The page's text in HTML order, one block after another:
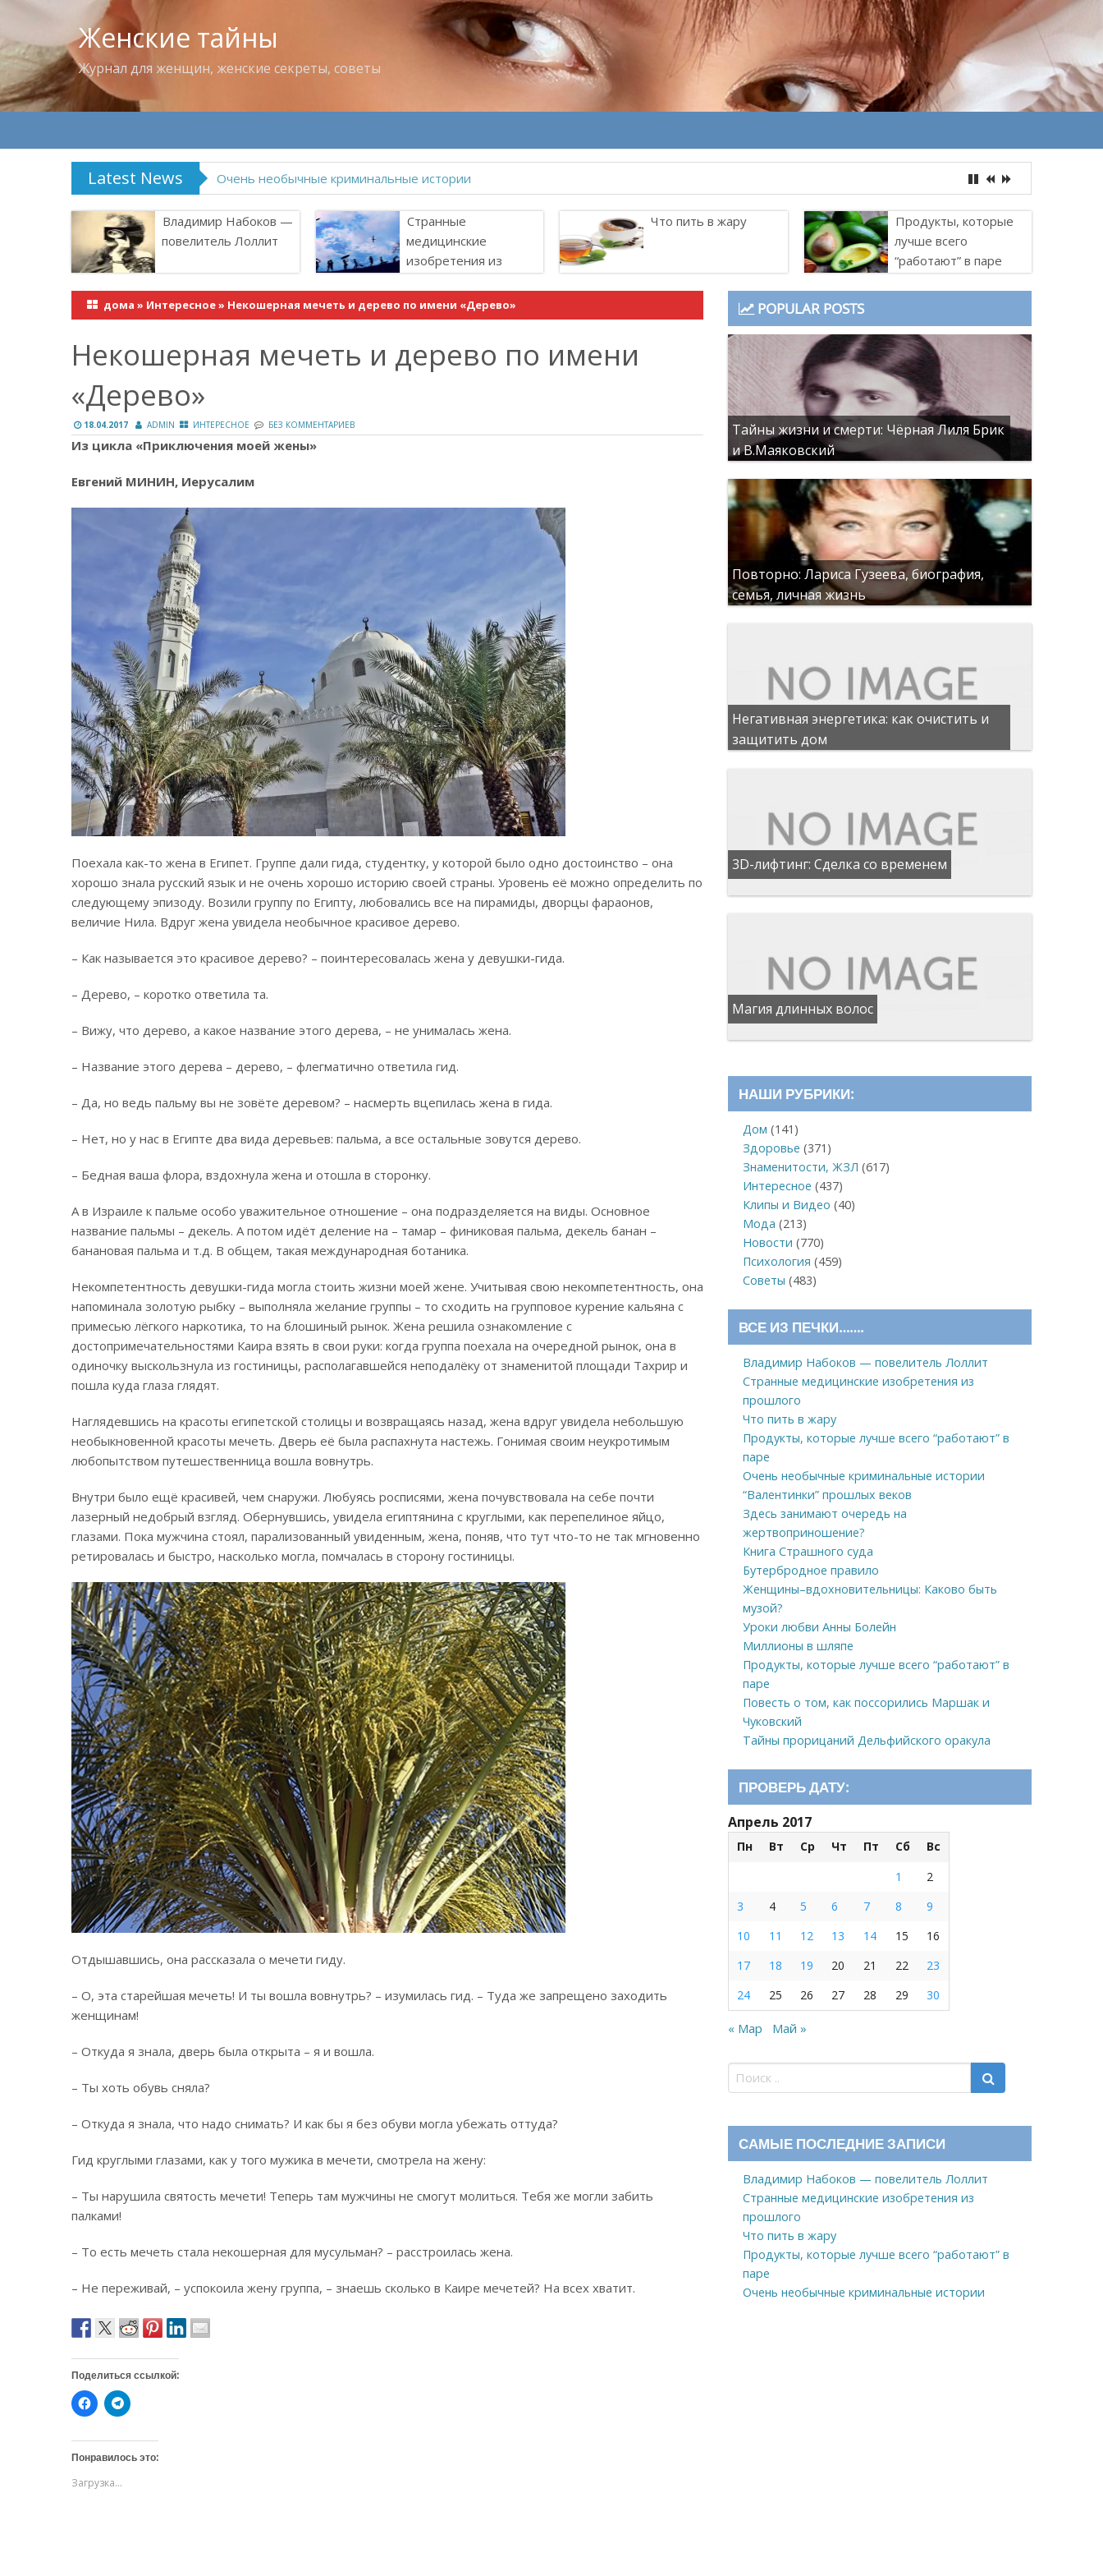
Женские тайны
Журнал для женщин, женские секреты, советы
Latest News Владимир Набоков — повелитель Лоллит
Владимир Набоков —
повелитель Лоллит
Странные
медицинские
изобретения из
Что пить в жару
Продукты, которые
лучше всего
“работают” в паре
дома » Интересное» Некошерная мечеть и дерево по имени «Дерево»
Некошерная мечеть и дерево по имени
«Дерево»
18.04.2017 ADMIN ИНТЕРЕСНОЕ БЕЗ КОММЕНТАРИЕВ
Из цикла «Приключения моей жены»
Евгений МИНИН, Иерусалим
Поехала как-то жена в Египет. Группе дали гида, студентку, у которой было одно достоинство – она
хорошо знала русский язык и не очень хорошо историю своей страны. Уровень её можно определить по
следующему эпизоду. Возили группу по Египту, любовались все на пирамиды, дворцы фараонов,
величие Нила. Вдруг жена увидела необычное красивое дерево.
– Как называется это красивое дерево? – поинтересовалась жена у девушки-гида.
– Дерево, – коротко ответила та.
– Вижу, что дерево, а какое название этого дерева, – не унималась жена.
– Название этого дерева – дерево, – флегматично ответила гид.
– Да, но ведь пальму вы не зовёте деревом? – насмерть вцепилась жена в гида.
– Нет, но у нас в Египте два вида деревьев: пальма, а все остальные зовутся дерево.
– Бедная ваша флора, вздохнула жена и отошла в сторонку.
А в Израиле к пальме особо уважительное отношение – она подразделяется на виды. Основное
название пальмы – декель. А потом идёт деление на – тамар – финиковая пальма, декель банан –
банановая пальма и т.д. В общем, такая международная ботаника.
Некомпетентность девушки-гида могла стоить жизни моей жене. Учитывая свою некомпетентность, она
напоминала золотую рыбку – выполняла желание группы – то сходить на групповое курение кальяна с
примесью лёгкого наркотика, то на блошиный рынок. Жена решила ознакомление с
достопримечательностями Каира взять в свои руки: когда группа поехала на очередной рынок, она в
одиночку выскользнула из гостиницы, располагавшейся неподалёку от знаменитой площади Тахрир и
пошла куда глаза глядят.
Наглядевшись на красоты египетской столицы и возвращаясь назад, жена вдруг увидела небольшую
необыкновенной красоты мечеть. Дверь её была распахнута настежь. Гонимая своим неукротимым
любопытством путешественница вошла вовнутрь.
Внутри было ещё красивей, чем снаружи. Любуясь росписями, жена почувствовала на себе почти
лазерный недобрый взгляд. Обернувшись, увидела египтянина с круглыми, как перепелиное яйцо,
глазами. Пока мужчина стоял, парализованный увиденным, жена, поняв, что тут что-то не так мгновенно
ретировалась и быстро, насколько могла, помчалась в сторону гостиницы.
Отдышавшись, она рассказала о мечети гиду.
– О, эта старейшая мечеть! И ты вошла вовнутрь? – изумилась гид. – Туда же запрещено заходить
женщинам!
– Откуда я знала, дверь была открыта – я и вошла.
– Ты хоть обувь сняла?
– Откуда я знала, что надо снимать? И как бы я без обуви могла убежать оттуда?
Гид круглыми глазами, как у того мужика в мечети, смотрела на жену:
– Ты нарушила святость мечети! Теперь там мужчины не смогут молиться. Тебя же могли забить
палками!
– То есть мечеть стала некошерная для мусульман? – расстроилась жена.
– Не переживай, – успокоила жену группа, – знаешь сколько в Каире мечетей? На всех хватит.
Поделиться ссылкой:
Н
а
и
т
е
ч
Н
а
и
т
е
Понравилось это:
Загрузка...
POPULAR POSTS
Тайны жизни и смерти: Чёрная Лиля Брик
и В.Маяковский
Повторно: Лариса Гузеева, биография,
семья, личная жизнь
Негативная энергетика: как очистить и
защитить дом
3D-лифтинг: Сделка со временем
Магия длинных волос
НАШИ РУБРИКИ:
Дом (141)
Здоровье (371)
Знаменитости, ЖЗЛ (617)
Интересное (437)
Клипы и Видео (40)
Мода (213)
Новости (770)
Психология (459)
Советы (483)
ВСЕ ИЗ ПЕЧКИ…….
Владимир Набоков — повелитель Лоллит
Странные медицинские изобретения из
прошлого
Что пить в жару
Продукты, которые лучше всего “работают” в
паре
Очень необычные криминальные истории
“Валентинки” прошлых веков
Здесь занимают очередь на
жертвоприношение?
Книга Страшного суда
Бутербродное правило
Женщины–вдохновительницы: Каково быть
музой?
Уроки любви Анны Болейн
Миллионы в шляпе
Продукты, которые лучше всего “работают” в
паре
Повесть о том, как поссорились Маршак и
Чуковский
Тайны прорицаний Дельфийского оракула
ПРОВЕРЬ ДАТУ:
Апрель 2017
Пн Вт Ср Чт Пт Сб
Вс
1
2
3
4 5 6 7 8
9
10
11 12 13 14 15
16
17
18 19 20 21 22
23
24
25 26 27 28 29 30
« Мар Май »
САМЫЕ ПОСЛЕДНИЕ ЗАПИСИ
Владимир Набоков — повелитель Лоллит
Странные медицинские изобретения из
прошлого
Что пить в жару
Продукты, которые лучше всего “работают” в
паре
Очень необычные криминальные истории